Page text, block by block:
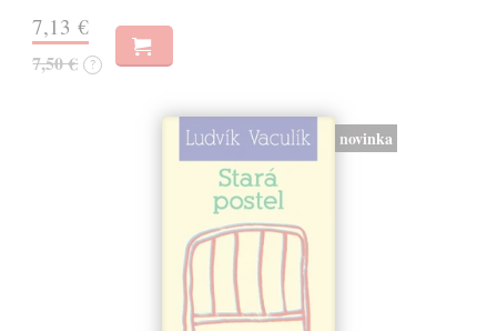
7,13 €
7,50 € ?
novinka